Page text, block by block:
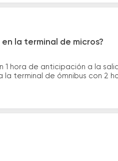
la terminal de micros?
1 hora de anticipación a la
terminal de ómnibus con 2